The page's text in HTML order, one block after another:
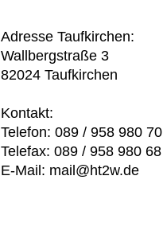
Adresse Taufkirchen:
Wallbergstraße 3
82024 Taufkirchen
Kontakt:
Telefon: 089 / 958 980 70
Telefax: 089 / 958 980 68
E-Mail: mail@ht2w.de